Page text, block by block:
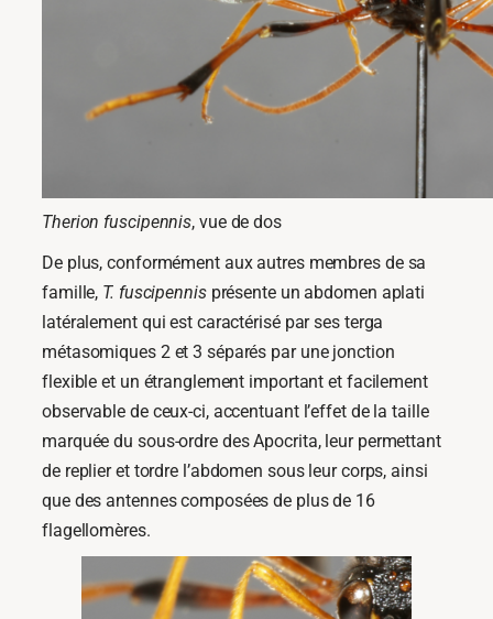
Therion fuscipennis, vue de dos
De plus, conformément aux autres membres de sa
famille, T. fuscipennisprésente un abdomen aplati
latéralement qui est caractérisé par ses terga
métasomiques 2 et 3 séparés par une jonction
flexible et un étranglement important et facilement
observable de ceux-ci, accentuant l’effet de la taille
marquée du sous-ordre des Apocrita, leur permettant
de replier et tordre l’abdomen sous leur corps, ainsi
que des antennes composées de plus de 16
flagellomères.